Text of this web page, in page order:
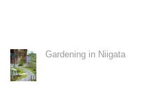
Gardening in Niigata